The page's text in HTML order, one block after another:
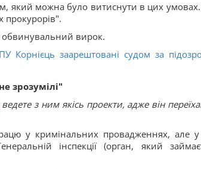
який можна було витиснути в цих
прокурорів".
обвинувальний вирок.
Корнієць заарештовані судом за
зрозумілі"
з ним якісь проекти, адже він
у кримінальних провадженнях, але
інспекції (орган, який